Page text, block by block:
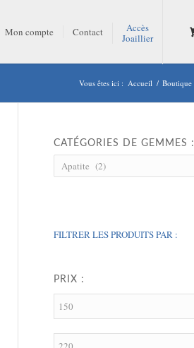
Mon compte Contact
Accès
Joaillier
Vous êtes ici : Accueil / Boutique
CATÉGORIES DE GEMMES :
FILTRER LES PRODUITS PAR :
PRIX :